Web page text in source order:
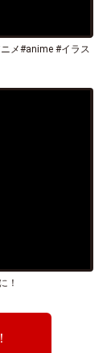
メ#anime #イラス
！